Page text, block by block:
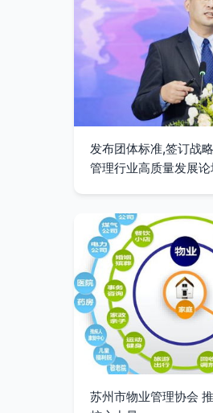
发布团体标准,签订战
管理行业高质量发展
苏州市物业管理协会